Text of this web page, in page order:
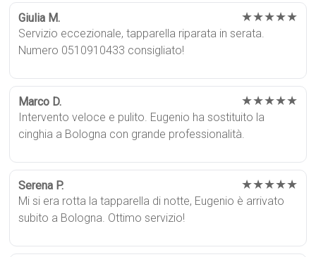
Giulia M. ★★★★★
Servizio eccezionale, tapparella riparata in serata.
Numero 0510910433 consigliato!
Marco D. ★★★★★
Intervento veloce e pulito. Eugenio ha sostituito la
cinghia a Bologna con grande professionalità.
Serena P. ★★★★★
Mi si era rotta la tapparella di notte, Eugenio è arrivato
subito a Bologna. Ottimo servizio!